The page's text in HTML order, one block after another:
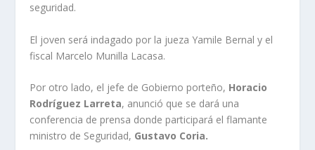
seguridad.
El joven será indagado por la jueza Yamile Bernal y el
fiscal Marcelo Munilla Lacasa.
Por otro lado, el jefe de Gobierno porteño, Horacio
Rodríguez Larreta, anunció que se dará una
conferencia de prensa donde participará el flamante
ministro de Seguridad, Gustavo Coria.